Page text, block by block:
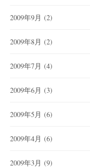
2009年9月 (2)
2009年8月 (2)
2009年7月 (4)
2009年6月 (3)
2009年5月 (6)
2009年4月 (6)
2009年3月 (9)